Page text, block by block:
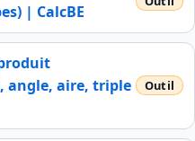
| CalcBE
angle, aire, triple